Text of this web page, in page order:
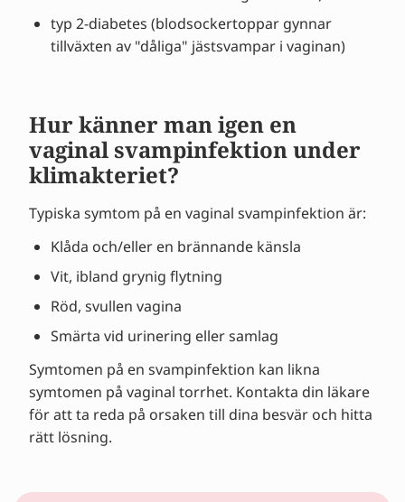
typ 2-diabetes (blodsockertoppar gynnar
tillväxten av "dåliga" jästsvampar i vaginan)
Hur känner man igen en
vaginal svampinfektion under
klimakteriet?
Typiska symtom på en vaginal svampinfektion är:
Klåda och/eller en brännande känsla
Vit, ibland grynig flytning
Röd, svullen vagina
Smärta vid urinering eller samlag
Symtomen på en svampinfektion kan likna
symtomen på vaginal torrhet. Kontakta din läkare
för att ta reda på orsaken till dina besvär och hitta
rätt lösning.